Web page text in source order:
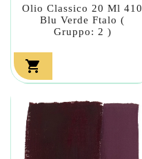
Olio Classico 20 Ml 410
Blu Verde Ftalo (
Gruppo: 2 )
